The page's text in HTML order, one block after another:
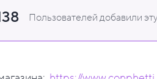
Пользователей добавили